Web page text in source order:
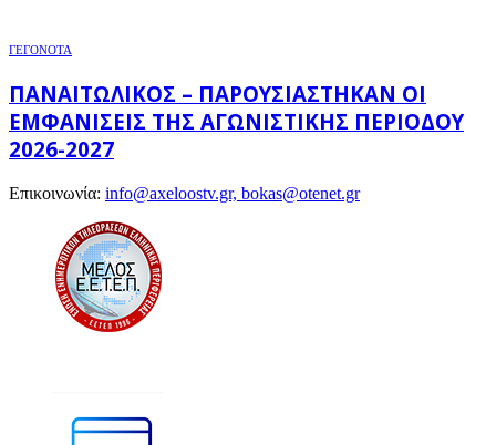
ΓΕΓΟΝΟΤΑ
ΠΑΝΑΙΤΩΛΙΚΌΣ – ΠΑΡΟΥΣΙΆΣΤΗΚΑΝ ΟΙ
ΕΜΦΑΝΊΣΕΙΣ ΤΗΣ ΑΓΩΝΙΣΤΙΚΉΣ ΠΕΡΙΌΔΟΥ
2026-2027
Επικοινωνία: info@axeloostv.gr, bokas@otenet.gr